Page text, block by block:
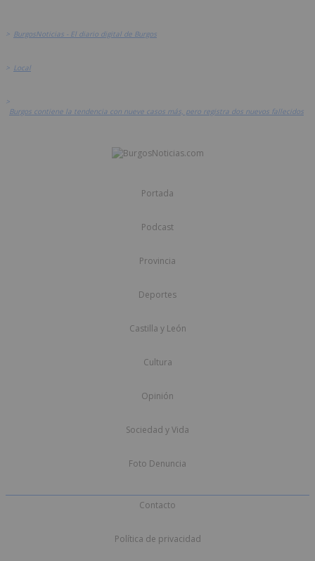
> BurgosNoticias - El diario digital de Burgos
> Local
>
Burgos contiene la tendencia con nueve casos más, pero registra dos nuevos fallecidos
Portada
Podcast
Provincia
Deportes
Castilla y León
Cultura
Opinión
Sociedad y Vida
Foto Denuncia
Contacto
Política de privacidad